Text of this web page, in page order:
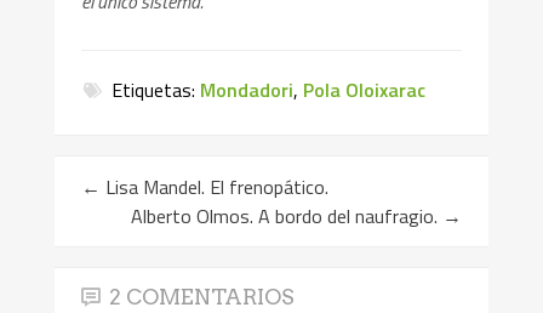
Etiquetas: Mondadori, Pola Oloixarac
← Lisa Mandel. El frenopático.
Alberto Olmos. A bordo del naufragio. →
2 COMENTARIOS